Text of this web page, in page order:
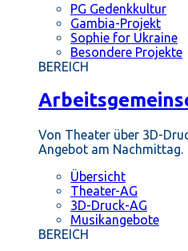
PG Gedenkkultur
Gambia-Projekt
Sophie for Ukraine
Besondere Projekte
BEREICH
Von Theater über 3D-
Angebot am Nachmittag.
Übersicht
Theater-AG
3D-Druck-AG
Musikangebote
BEREICH